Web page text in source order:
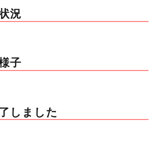
況
子
しました